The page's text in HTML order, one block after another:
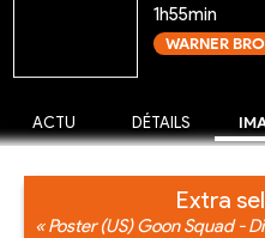
1h55min
WARNER
ACTU DÉTAILS
Extra
« Poster (US) Goon Squad -